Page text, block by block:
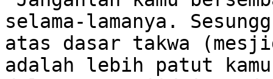
selama-lamanya.
atas dasar takwa
adalah lebih patut